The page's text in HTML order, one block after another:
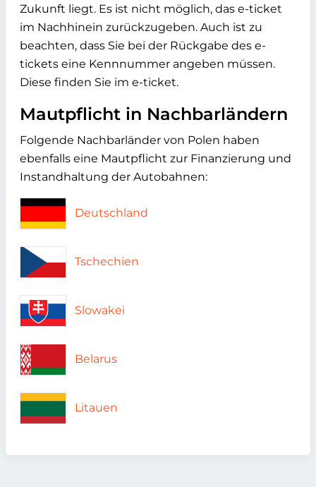
Zukunft liegt. Es ist nicht möglich, das e-ticket
im Nachhinein zurückzugeben. Auch ist zu
beachten, dass Sie bei der Rückgabe des e-
tickets eine Kennnummer angeben müssen.
Diese finden Sie im e-ticket.
Mautpflicht in Nachbarländern
Folgende Nachbarländer von Polen haben
ebenfalls eine Mautpflicht zur Finanzierung und
Instandhaltung der Autobahnen:
Deutschland
Tschechien
Slowakei
Belarus
Litauen